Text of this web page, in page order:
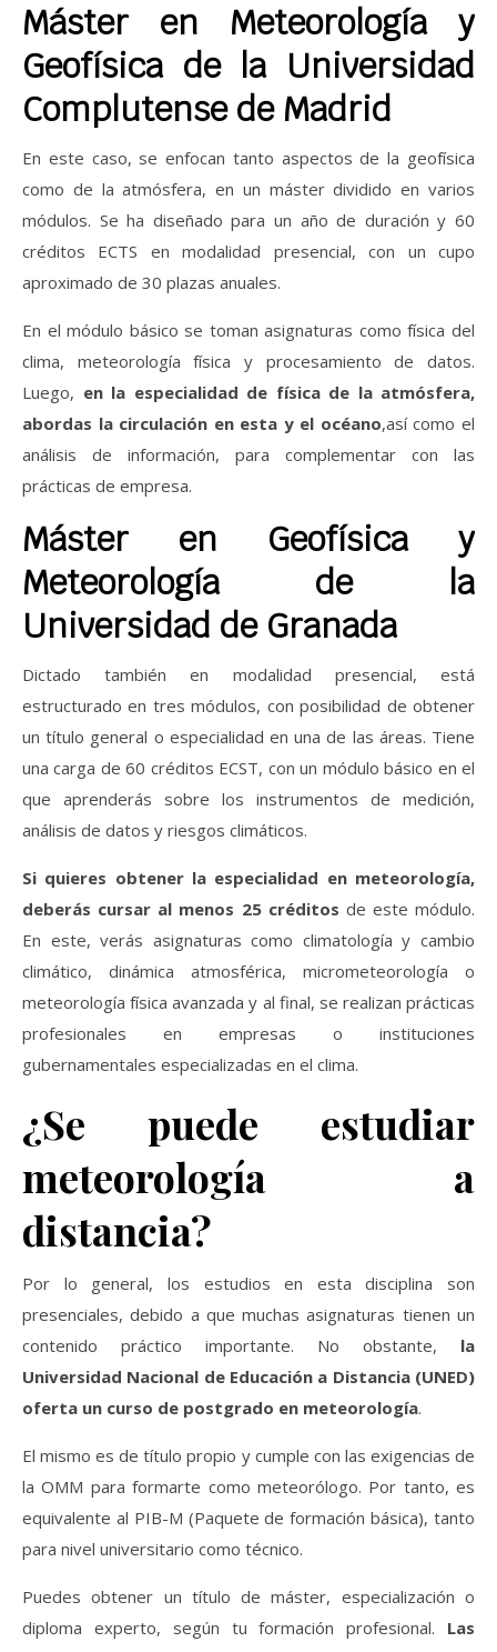
Máster en Meteorología y
Geofísica de la Universidad
Complutense de Madrid
En este caso, se enfocan tanto aspectos de la geofísica
como de la atmósfera, en un máster dividido en varios
módulos. Se ha diseñado para un año de duración y 60
créditos ECTS en modalidad presencial, con un cupo
aproximado de 30 plazas anuales.
En el módulo básico se toman asignaturas como física del
clima, meteorología física y procesamiento de datos.
Luego, en la especialidad de física de la atmósfera,
abordas la circulación en esta y el océano,así como el
análisis de información, para complementar con las
prácticas de empresa.
Máster en Geofísica y
Meteorología de la
Universidad de Granada
Dictado también en modalidad presencial, está
estructurado en tres módulos, con posibilidad de obtener
un título general o especialidad en una de las áreas. Tiene
una carga de 60 créditos ECST, con un módulo básico en el
que aprenderás sobre los instrumentos de medición,
análisis de datos y riesgos climáticos.
Si quieres obtener la especialidad en meteorología,
deberás cursar al menos 25 créditos de este módulo.
En este, verás asignaturas como climatología y cambio
climático, dinámica atmosférica, micrometeorología o
meteorología física avanzada y al final, se realizan prácticas
profesionales en empresas o instituciones
gubernamentales especializadas en el clima.
¿Se puede estudiar
meteorología a
distancia?
Por lo general, los estudios en esta disciplina son
presenciales, debido a que muchas asignaturas tienen un
contenido práctico importante. No obstante, la
Universidad Nacional de Educación a Distancia (UNED)
oferta un curso de postgrado en meteorología.
El mismo es de título propio y cumple con las exigencias de
la OMM para formarte como meteorólogo. Por tanto, es
equivalente al PIB-M (Paquete de formación básica), tanto
para nivel universitario como técnico.
Puedes obtener un título de máster, especialización o
diploma experto, según tu formación profesional. Las